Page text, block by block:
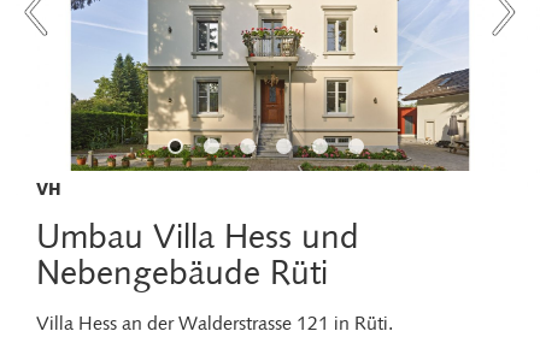
VH
Umbau Villa Hess und
Nebengebäude Rüti
Villa Hess an der Walderstrasse 121 in Rüti.